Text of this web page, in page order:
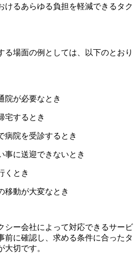
けるあらゆる負担を軽減できるタク
る場面の例としては、以下のとおり
院が必要なとき
宅するとき
病院を受診するとき
事に送迎できないとき
くとき
移動が大変なとき
シー会社によって対応できるサービ
前に確認し、求める条件に合ったタ
大切です。